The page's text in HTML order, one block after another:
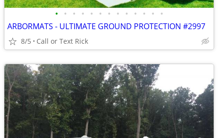
• • • • • • • • • • • • •
ARBORMATS - ULTIMATE GROUND PROTECTION #2997
8/5 Call or Text Rick